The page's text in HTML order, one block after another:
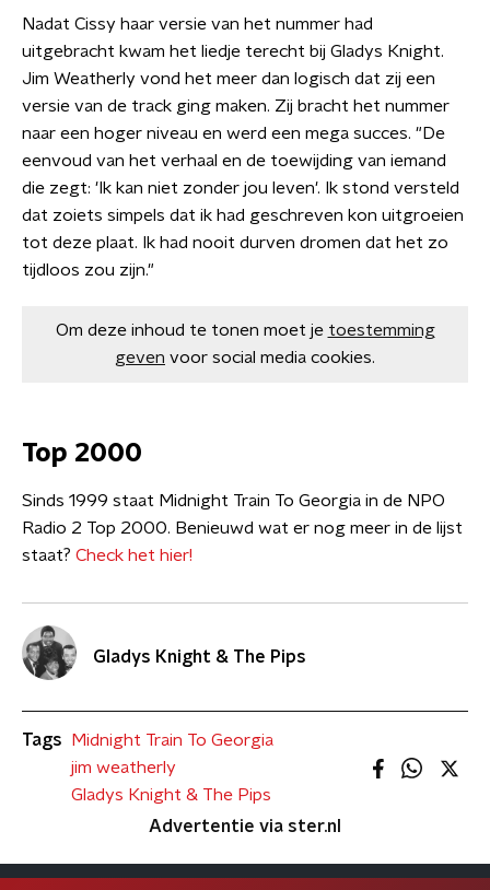
Nadat Cissy haar versie van het nummer had
uitgebracht kwam het liedje terecht bij Gladys Knight.
Jim Weatherly vond het meer dan logisch dat zij een
versie van de track ging maken. Zij bracht het nummer
naar een hoger niveau en werd een mega succes. "De
eenvoud van het verhaal en de toewijding van iemand
die zegt: 'Ik kan niet zonder jou leven'. Ik stond versteld
dat zoiets simpels dat ik had geschreven kon uitgroeien
tot deze plaat. Ik had nooit durven dromen dat het zo
tijdloos zou zijn."
Om deze inhoud te tonen moet je toestemming
geven voor social media cookies.
Top 2000
Sinds 1999 staat Midnight Train To Georgia in de NPO
Radio 2 Top 2000. Benieuwd wat er nog meer in de lijst
staat? Check het hier!
Gladys Knight & The Pips
Tags
Midnight Train To Georgia
jim weatherly
Gladys Knight & The Pips
Advertentie via ster.nl